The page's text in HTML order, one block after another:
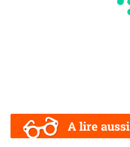
A lire aussi